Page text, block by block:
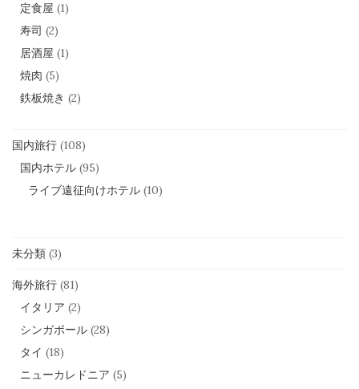
定食屋 (1)
寿司 (2)
居酒屋 (1)
焼肉 (5)
鉄板焼き (2)
国内旅行 (108)
国内ホテル (95)
ライブ遠征向けホテル (10)
未分類 (3)
海外旅行 (81)
イタリア (2)
シンガポール (28)
タイ (18)
ニューカレドニア (5)